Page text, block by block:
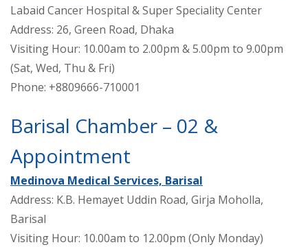
Labaid Cancer Hospital & Super Speciality Center
Address: 26, Green Road, Dhaka
Visiting Hour: 10.00am to 2.00pm & 5.00pm to 9.00pm
(Sat, Wed, Thu & Fri)
Phone: +8809666-710001
Barisal Chamber – 02 &
Appointment
Medinova Medical Services, Barisal
Address: K.B. Hemayet Uddin Road, Girja Moholla,
Barisal
Visiting Hour: 10.00am to 12.00pm (Only Monday)